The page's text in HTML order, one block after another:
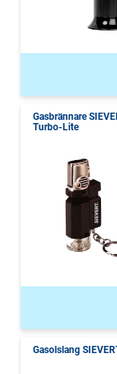
Gasbrännare
Turbo-Lite
Gasolslang